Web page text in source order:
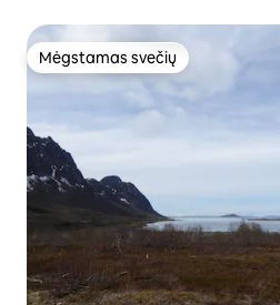
Mėgstamas svečių
Mėgstamas svečių